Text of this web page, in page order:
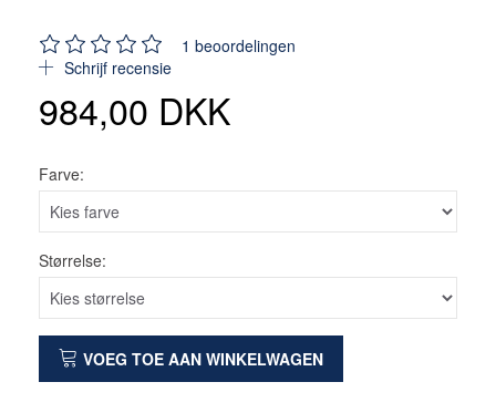
1 beoordelingen
Schrijf recensie
984,00 DKK
Farve:
Størrelse:
VOEG TOE AAN WINKELWAGEN